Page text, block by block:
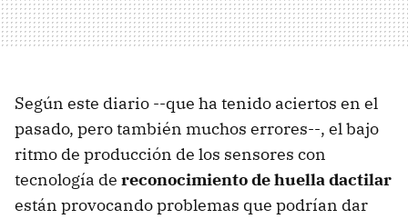
Según este diario --que ha tenido aciertos en el
pasado, pero también muchos errores--, el bajo
ritmo de producción de los sensores con
tecnología de reconocimiento de huella dactilar
están provocando problemas que podrían dar